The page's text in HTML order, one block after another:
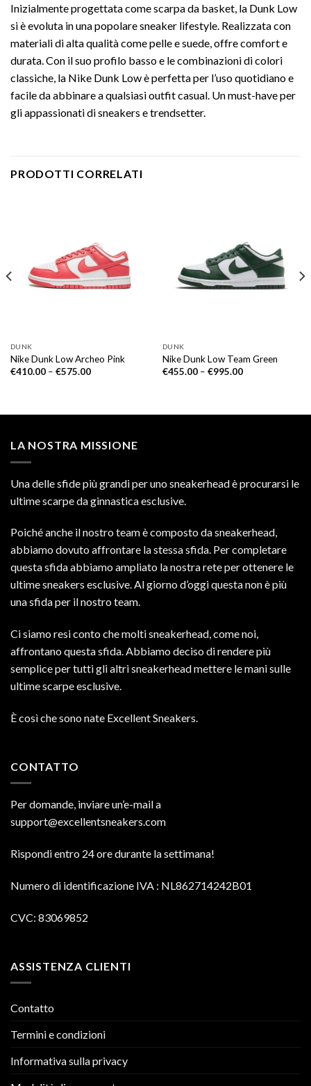
Inizialmente progettata come scarpa da basket, la Dunk Low
si è evoluta in una popolare sneaker lifestyle. Realizzata con
materiali di alta qualità come pelle e suede, offre comfort e
durata. Con il suo profilo basso e le combinazioni di colori
classiche, la Nike Dunk Low è perfetta per l’uso quotidiano e
facile da abbinare a qualsiasi outfit casual. Un must-have per
gli appassionati di sneakers e trendsetter.
PRODOTTI CORRELATI
DUNK
Nike Dunk Low Archeo Pink
€410.00– €575.00
DUNK
Nike Dunk Low Team Green
€455.00– €995.00
LA NOSTRA MISSIONE
Una delle sfide più grandi per uno sneakerhead è procurarsi le
ultime scarpe da ginnastica esclusive.
Poiché anche il nostro team è composto da sneakerhead,
abbiamo dovuto affrontare la stessa sfida. Per completare
questa sfida abbiamo ampliato la nostra rete per ottenere le
ultime sneakers esclusive. Al giorno d’oggi questa non è più
una sfida per il nostro team.
Ci siamo resi conto che molti sneakerhead, come noi,
affrontano questa sfida. Abbiamo deciso di rendere più
semplice per tutti gli altri sneakerhead mettere le mani sulle
ultime scarpe esclusive.
È così che sono nate Excellent Sneakers.
CONTATTO
Per domande, inviare un’e-mail a
support@excellentsneakers.com
Rispondi entro 24 ore durante la settimana!
Numero di identificazione IVA : NL862714242B01
CVC: 83069852
ASSISTENZA CLIENTI
Contatto
Termini e condizioni
Informativa sulla privacy